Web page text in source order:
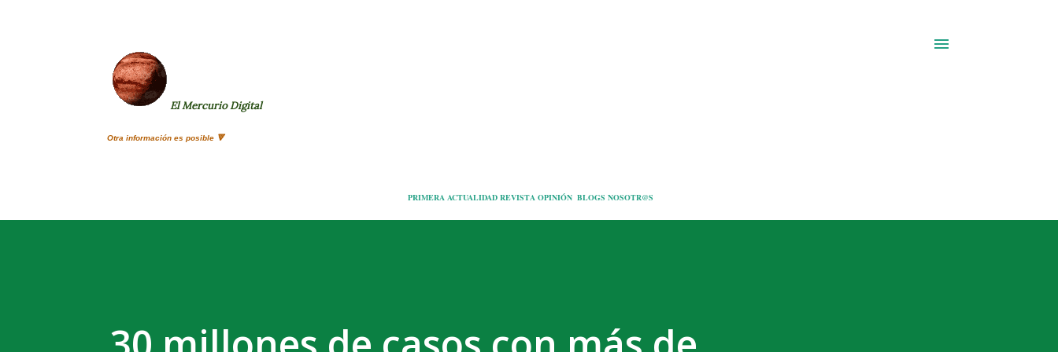
El Mercurio Digital
Otra información es posible 🔻
PRIMERA ACTUALIDAD REVISTA OPINIÓN BLOGS NOSOTR@S